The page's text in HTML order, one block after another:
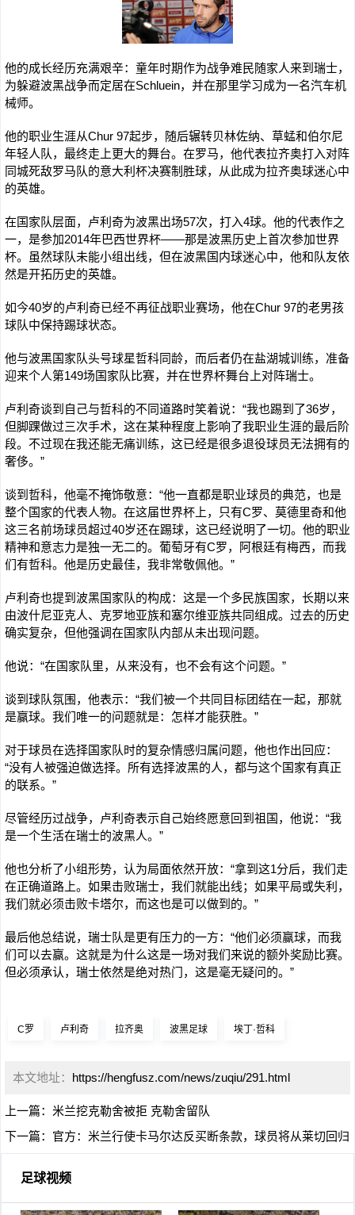
他的成长经历充满艰辛：童年时期作为战争难民随家人来到瑞士，
为躲避波黑战争而定居在Schluein，并在那里学习成为一名汽车机
械师。
他的职业生涯从Chur 97起步，随后辗转贝林佐纳、草蜢和伯尔尼
年轻人队，最终走上更大的舞台。在罗马，他代表拉齐奥打入对阵
同城死敌罗马队的意大利杯决赛制胜球，从此成为拉齐奥球迷心中
的英雄。
在国家队层面，卢利奇为波黑出场57次，打入4球。他的代表作之
一，是参加2014年巴西世界杯——那是波黑历史上首次参加世界
杯。虽然球队未能小组出线，但在波黑国内球迷心中，他和队友依
然是开拓历史的英雄。
如今40岁的卢利奇已经不再征战职业赛场，他在Chur 97的老男孩
球队中保持踢球状态。
他与波黑国家队头号球星哲科同龄，而后者仍在盐湖城训练，准备
迎来个人第149场国家队比赛，并在世界杯舞台上对阵瑞士。
卢利奇谈到自己与哲科的不同道路时笑着说：“我也踢到了36岁，
但脚踝做过三次手术，这在某种程度上影响了我职业生涯的最后阶
段。不过现在我还能无痛训练，这已经是很多退役球员无法拥有的
奢侈。”
谈到哲科，他毫不掩饰敬意：“他一直都是职业球员的典范，也是
整个国家的代表人物。在这届世界杯上，只有C罗、莫德里奇和他
这三名前场球员超过40岁还在踢球，这已经说明了一切。他的职业
精神和意志力是独一无二的。葡萄牙有C罗，阿根廷有梅西，而我
们有哲科。他是历史最佳，我非常敬佩他。”
卢利奇也提到波黑国家队的构成：这是一个多民族国家，长期以来
由波什尼亚克人、克罗地亚族和塞尔维亚族共同组成。过去的历史
确实复杂，但他强调在国家队内部从未出现问题。
他说：“在国家队里，从来没有，也不会有这个问题。”
谈到球队氛围，他表示：“我们被一个共同目标团结在一起，那就
是赢球。我们唯一的问题就是：怎样才能获胜。”
对于球员在选择国家队时的复杂情感归属问题，他也作出回应：
“没有人被强迫做选择。所有选择波黑的人，都与这个国家有真正
的联系。”
尽管经历过战争，卢利奇表示自己始终愿意回到祖国，他说：“我
是一个生活在瑞士的波黑人。”
他也分析了小组形势，认为局面依然开放：“拿到这1分后，我们走
在正确道路上。如果击败瑞士，我们就能出线；如果平局或失利，
我们就必须击败卡塔尔，而这也是可以做到的。”
最后他总结说，瑞士队是更有压力的一方：“他们必须赢球，而我
们可以去赢。这就是为什么这是一场对我们来说的额外奖励比赛。
但必须承认，瑞士依然是绝对热门，这是毫无疑问的。”
C罗 卢利奇 拉齐奥 波黑足球 埃丁·哲科
本文地址： https://hengfusz.com/news/zuqiu/291.html
上一篇： 米兰挖克勒舍被拒 克勒舍留队
下一篇： 官方：米兰行使卡马尔达反买断条款，球员将从莱切回归
足球视频